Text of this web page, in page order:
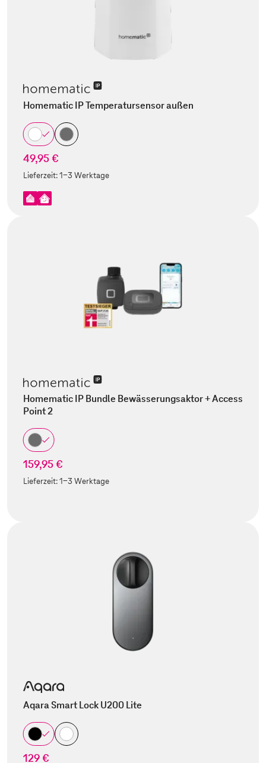
Homematic IP Temperatursensor außen
49,95 €
Lieferzeit:1-3 Werktage
Homematic IP Bundle Bewässerungsaktor + Access
Point 2
159,95 €
Lieferzeit:1-3 Werktage
Aqara Smart Lock U200 Lite
129 €